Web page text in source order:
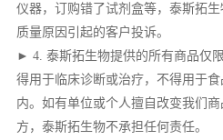
仪器，订购错了试剂盒等，泰斯拓
质量原因引起的客户投诉。
► 4. 泰斯拓生物提供的所有商品仅
得用于临床诊断或治疗，不得用于
内。如有单位或个人擅自改变我们
方，泰斯拓生物不承担任何责任。